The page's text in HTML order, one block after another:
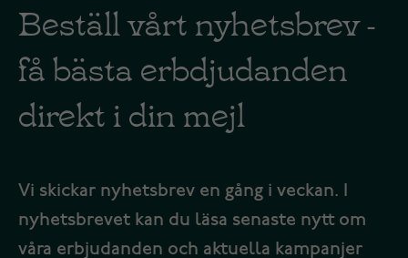
Beställ vårt nyhetsbrev -
få bästa erbdjudanden
direkt i din mejl
Vi skickar nyhetsbrev en gång i veckan. I
nyhetsbrevet kan du läsa senaste nytt om
våra erbjudanden och aktuella kampanjer